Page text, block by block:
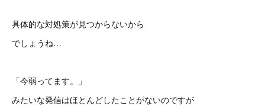
具体的な対処策が見つからないから
でしょうね…
「今弱ってます。」
みたいな発信はほとんどしたことがないのですが